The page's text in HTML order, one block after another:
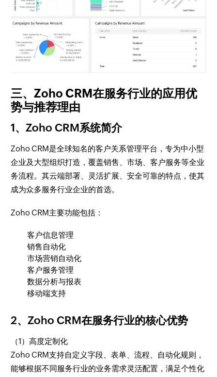
三、Zoho CRM在服务行业的应用优
势与推荐理由
1、Zoho CRM系统简介
Zoho CRM是全球知名的客户关系管理平台，专为中小型
企业及大型组织打造，覆盖销售、市场、客户服务等全业
务流程。其云端部署、灵活扩展、安全可靠的特点，使其
成为众多服务行业企业的首选。
Zoho CRM主要功能包括：
客户信息管理
销售自动化
市场营销自动化
客户服务管理
数据分析与报表
移动端支持
2、Zoho CRM在服务行业的核心优势
（1）高度定制化
Zoho CRM支持自定义字段、表单、流程、自动化规则，
能够根据不同服务行业的业务需求灵活配置，满足个性化